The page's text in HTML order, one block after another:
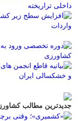
داخلی تراریخته
جدیدترین مطالب